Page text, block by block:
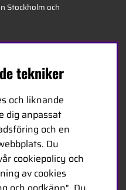
Stockholm och
tekniker
och liknande
dig anpassat
och en
Du
cookiepolicy och
av cookies